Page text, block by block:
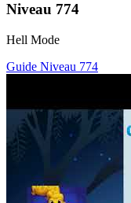
Niveau 774
Hell Mode
Guide Niveau 774